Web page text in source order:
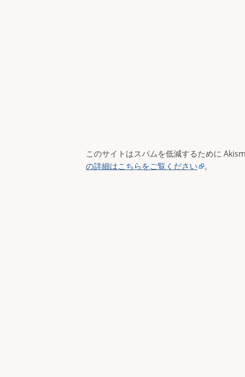
このサイトはスパムを低減するために
の詳細はこちらをご覧ください
。